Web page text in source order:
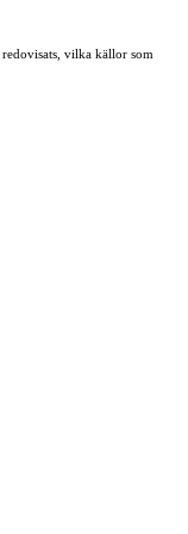
vilka källor som